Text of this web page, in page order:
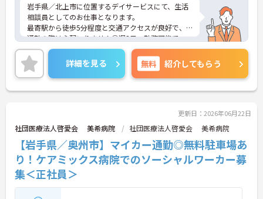
岩手県／北上市に位置するデイサービスにて、生活
相談員としてのお仕事となります。
最寄駅から徒歩5分程度と交通アクセスが良好で、
通勤の際は心配いりません◎週3日～勤務可能で、
日勤のみなのでご自身のご都合に合わせた働き方が
できます！
ご興味ある方は面接ポイントをお伝えしますので、
お気軽にお問い合わせください♪
詳細を見る 無料 紹介してもらう
更新日：2026年06月22日
社団医療法人啓愛会 美希病院 社団医療法人啓愛会 美希病院
【岩手県／奥州市】マイカー通勤◎無料駐車場あ
り！ケアミックス病院でのソーシャルワーカー募
集＜正社員＞